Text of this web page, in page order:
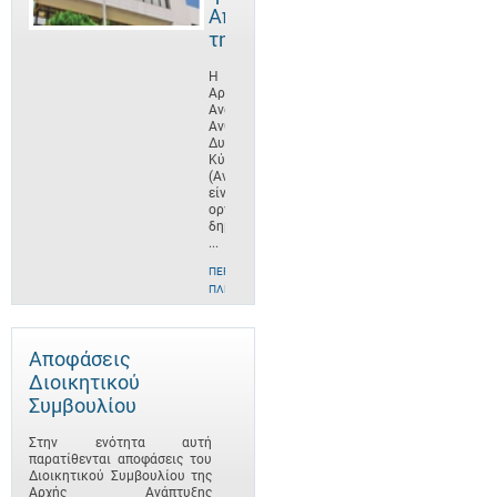
Αποστολή
της
Η
Αρχή
Ανάπτυξης
Ανθρώπινου
Δυναμικού
Κύπρου
(ΑνΑΔ)
είναι
οργανισμός
δημοσίου
...
ΠΕΡΙΣΣΌΤΕΡΕΣ
ΠΛΗΡΟΦΟΡΊΕΣ
Αποφάσεις
Διοικητικού
Συμβουλίου
Στην ενότητα αυτή
παρατίθενται αποφάσεις του
Διοικητικού Συμβουλίου της
Αρχής Ανάπτυξης